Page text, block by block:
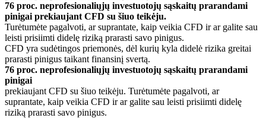
76 proc. neprofesionaliųjų investuotojų sąskaitų prarandami
pinigai prekiaujant CFD su šiuo teikėju.
Turėtumėte pagalvoti, ar suprantate, kaip veikia CFD ir ar galite sau
leisti prisiimti didelę riziką prarasti savo pinigus.
CFD yra sudėtingos priemonės, dėl kurių kyla didelė rizika greitai
prarasti pinigus taikant finansinį svertą.
76 proc. neprofesionaliųjų investuotojų sąskaitų prarandami
pinigai
prekiaujant CFD su šiuo teikėju. Turėtumėte pagalvoti, ar
suprantate, kaip veikia CFD ir ar galite sau leisti prisiimti didelę
riziką prarasti savo pinigus.